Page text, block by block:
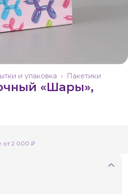
Пакетики
и упаковка ›
«Шары»,
от 2 000 ₽